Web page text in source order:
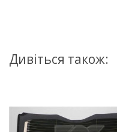
Дивіться також: